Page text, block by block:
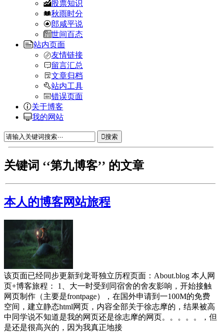
股票知识
秋雨时分
郎咸平说
世间百态
站内页面
友情链接
留言汇总
文章归档
站内工具
错误页面
关于博客
我的网站
搜索
关键词 ‘‘第九博客’’ 的文章
本人的博客网站旅程
该页面已经同步更新到龙哥独立历程页面：About.blog 本人网
页+博客旅程： 1、大一时受到同宿舍的舍友影响，开始接触
网页制作（主要是frontpage），在国外申请到一100M的免费
空间，建立静态html网页，内容全部关于徐志摩的，结果被高
中同学说不知道是我的网页还是徐志摩的网页。。。。。，但
是还是很高兴的，因为我真正地接